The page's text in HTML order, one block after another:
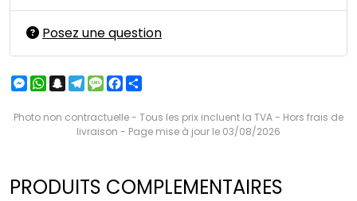
Posez une question
Messenger
WhatsApp
Snapchat
Telegram
MessageFacebook
Photo non contractuelle - Tous les prix incluent la TVA - Hors frais de
livraison - Page mise à jour le 03/08/2026
PRODUITS COMPLEMENTAIRES